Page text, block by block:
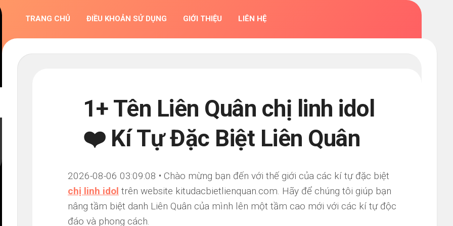
TRANG CHỦ ĐIỀU KHOẢN SỬ DỤNG GIỚI THIỆU LIÊN HỆ
1+ Tên Liên Quân chị linh idol
❤️ Kí Tự Đặc Biệt Liên Quân
2026-08-06 03:09:08 • Chào mừng bạn đến với thế giới của các kí tự đặc biệt
chị linh idol trên website kitudacbietlienquan.com. Hãy để chúng tôi giúp bạn
nâng tầm biệt danh Liên Quân của mình lên một tầm cao mới với các kí tự độc
đáo và phong cách.